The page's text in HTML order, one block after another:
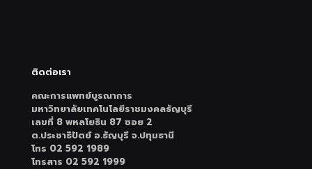
ติดต่อเรา
คณะการแพทย์บูรณาการ
มหาวิทยาลัยเทคโนโลยีราชมงคลธัญบุรี
เลขที่ 8 พหลโยธิน 87 ซอย 2
ต.ประชาธิปัตย์ อ.ธัญบุรี จ.ปทุมธานี
โทร 02 592 1989
โทรสาร 02 592 1999